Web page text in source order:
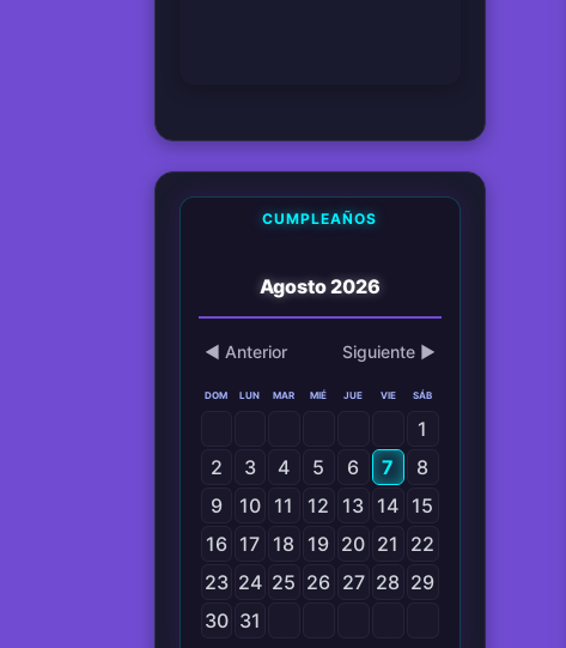
CUMPLEAÑOS
Agosto 2026
◀ Anterior Siguiente ▶
DOM LUN MAR MIÉ JUE VIE SÁB
1
2
3 4 5 6 7
8
9
10 11 12 13 14 15
16 17 18 19 20 21
22
23 24 25 26 27 28 29
30 31